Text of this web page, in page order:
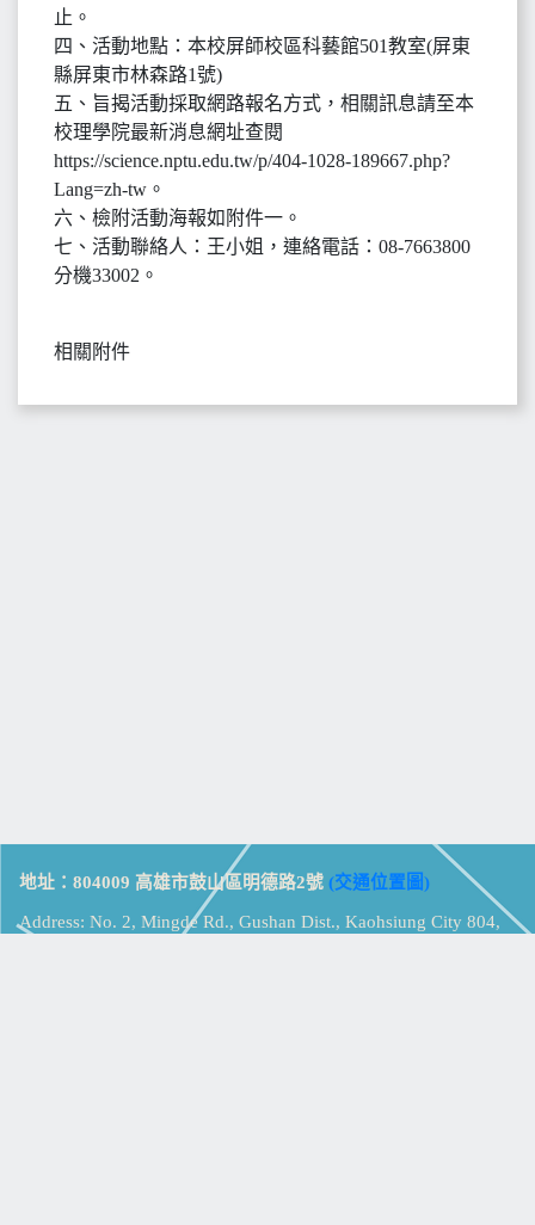
止。
四、活動地點：本校屏師校區科藝館501教室(屏東
縣屏東市林森路1號)
五、旨揭活動採取網路報名方式，相關訊息請至本
校理學院最新消息網址查閱
https://science.nptu.edu.tw/p/404-1028-189667.php?
Lang=zh-tw。
六、檢附活動海報如附件一。
七、活動聯絡人：王小姐，連絡電話：08-7663800
分機33002。
相關附件
地址：804009 高雄市鼓山區明德路2號 (交通位置圖)
Address: No. 2, Mingde Rd., Gushan Dist., Kaohsiung City 804,